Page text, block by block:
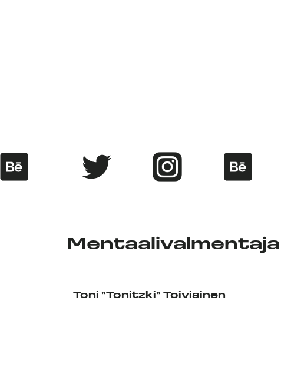
Mentaalivalmentaja
Toni ”Tonitzki” Toiviainen